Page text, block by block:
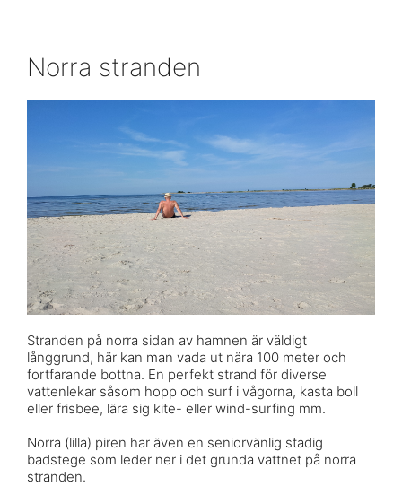
Norra stranden
Stranden på norra sidan av hamnen är väldigt
långgrund, här kan man vada ut nära 100 meter och
fortfarande bottna. En perfekt strand för diverse
vattenlekar såsom hopp och surf i vågorna, kasta boll
eller frisbee, lära sig kite- eller wind-surfing mm.
Norra (lilla) piren har även en seniorvänlig stadig
badstege som leder ner i det grunda vattnet på norra
stranden.